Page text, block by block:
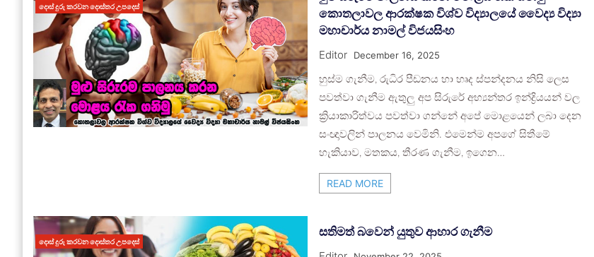
දොස් දුරු කරවන දොස්තර උපදෙස්
කොතලාවල ආරක්ෂක විශ්ව විද්‍යාලයේ වෛද්‍ය විද්‍යා
මහාචාර්ය නාමල් විජයසිංහ
Editor December 16, 2025
හුස්ම ගැනීම, රුධිර පීඩනය හා හෘද ස්පන්දනය නිසි ලෙස
පවත්වා ගැනීම ඇතුලු අප සිරුරේ අභ්‍යන්තර ඉන්ද්‍රියයන් වල
ක්‍රියාකාරිත්වය පවත්වා ගන්නේ අපේ මොළයෙන් ලබා දෙන
සංඥාවලින් පාලනය වෙමිනි. එමෙන්ම අපගේ සිතීමේ
හැකියාව, මතකය, තීරණ ගැනීම, ඉගෙන…
READ MORE
දොස් දුරු කරවන දොස්තර උපදෙස්
සතිමත් බවෙන් යුතුව ආහාර ගැනීම